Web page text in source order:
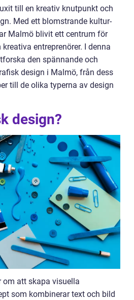
till en kreativ knutpunkt och
Med ett blomstrande kultur-
Malmö blivit ett centrum för
entreprenörer. I denna
den spännande och
design i Malmö, från dess
till de olika typerna av design
design?
om att skapa visuella
som kombinerar text och bild